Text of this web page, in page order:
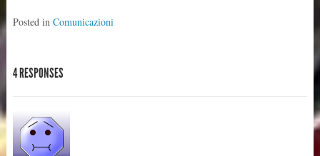
Posted in Comunicazioni
4 RESPONSES